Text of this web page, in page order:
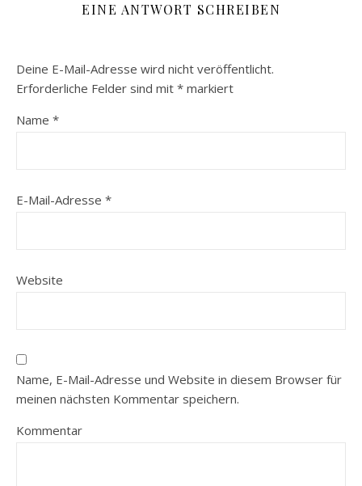
EINE ANTWORT SCHREIBEN
Deine E-Mail-Adresse wird nicht veröffentlicht.
Erforderliche Felder sind mit * markiert
Name *
E-Mail-Adresse *
Website
Name, E-Mail-Adresse und Website in diesem Browser für
meinen nächsten Kommentar speichern.
Kommentar